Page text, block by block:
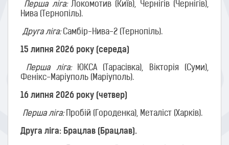
Перша ліга:Локомотив (Київ), Чернігів (Чернігів),
Нива (Тернопіль).
Друга ліга:Самбір-Нива-2 (Тернопіль).
15 липня 2026 року (середа)
Перша ліга: ЮКСА (Тарасівка), Вікторія (Суми),
Фенікс-Маріуполь (Маріуполь).
16 липня 2026 року (четвер)
Перша ліга:Пробій (Городенка), Металіст (Харків).
Друга ліга: Брацлав (Брацлав).